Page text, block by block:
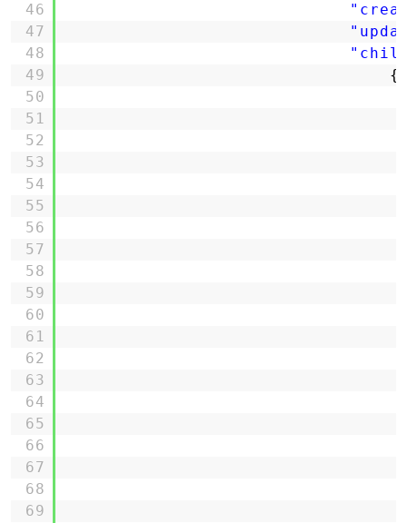
46
47
48
49
50
51
52
53
54
55
56
57
58
59
60
61
62
63
64
65
66
67
68
69
{